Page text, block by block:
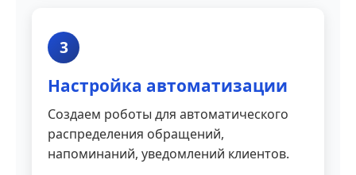
3
Настройка автоматизации
Создаем роботы для автоматического
распределения обращений,
напоминаний, уведомлений клиентов.